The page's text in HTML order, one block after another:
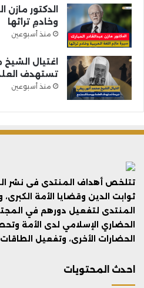
الدكتور مازن
وخادمِ تراثها
منذ أسبوعين
اغتيال
تستهدف
منذ أسبوعين
تتلخص أهداف المنتدى فى نشر
ثوابت الدين وقضايا الأمة
المنتدى لتفعيل دورهم في
الحضاري الإسلامي لدى الأمة
الحضارات الأخرى، وتفعيل
احدث المحتويات